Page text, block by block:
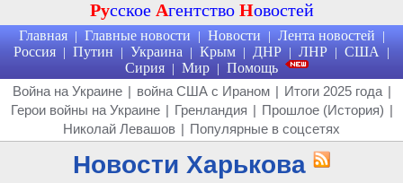
Русское Агентство Новостей
Главная | Главные новости | Новости | Лента новостей |
Россия | Путин | Украина | Крым | ДНР | ЛНР | США |
Сирия | Мир | Помощь
Война на Украине | война США с Ираном | Итоги 2025 года |
Герои войны на Украине | Гренландия | Прошлое (История) |
Николай Левашов | Популярные в соцсетях
Новости Харькова